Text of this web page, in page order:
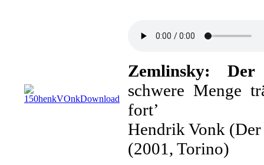
Zemlinsky:
schwere Menge
fort’
Hendrik Vonk
(2001, Torino)